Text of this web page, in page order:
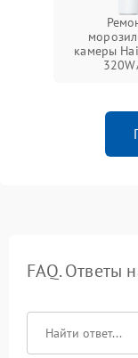
камеры
FAQ. Ответы